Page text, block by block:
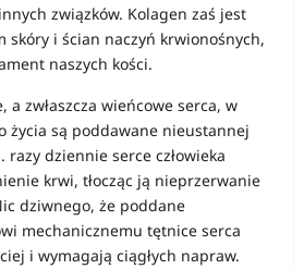
związków. Kolagen zaś jest
skóry i ścian naczyń krwionośnych,
naszych kości.
a zwłaszcza wieńcowe serca, w
życia są poddawane nieustannej
razy dziennie serce człowieka
krwi, tłocząc ją nieprzerwanie
dziwnego, że poddane
mechanicznemu tętnice serca
i wymagają ciągłych napraw.